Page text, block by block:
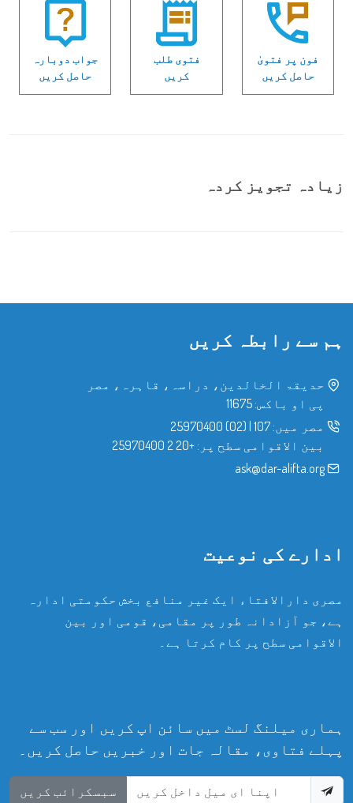
فون پر فتویٰ
حاصل کریں
فتوی طلب
کریں
جواب دوبارہ
حاصل کریں
زیادہ تجویز کردہ
ہم سے رابطہ کریں
حدیقۃ الخالدین، دراسہ، قاہرہ، مصر
پی او باکس: 11675
مصر میں: 107
|
(02) 25970400
بین الاقوامی سطح پر: +20 2 25970400
ask@dar-alifta.org
ادارے کی نوعیت
مصری دارالافتاء ایک غیر منافع بخش حکومتی ادارہ
ہے، جو آزادانہ طور پر مقامی، قومی اور بین
الاقوامی سطح پر کام کرتا ہے۔
ہماری میلنگ لسٹ میں سائن اپ کریں اور سب سے
پہلے فتاوی، مقالہ جات اور خبریں حاصل کریں۔
سبسکرائب کریں